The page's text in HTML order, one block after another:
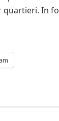
quartieri. In